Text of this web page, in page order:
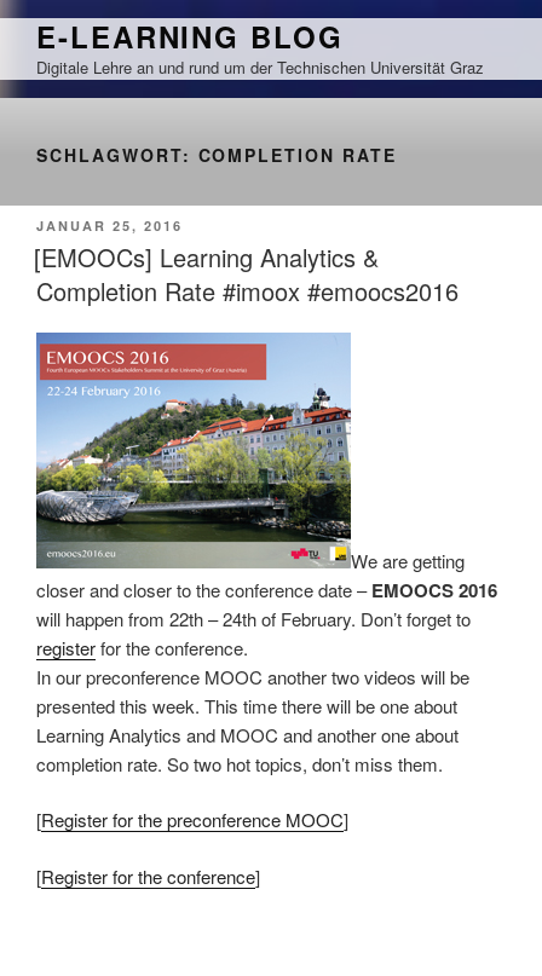
Zum
springen
E-LEARNING BLOG
Digitale Lehre an und rund um der Technischen Universität Graz
SCHLAGWORT: COMPLETION RATE
VERÖFFENTLICHT
AM
JANUAR 25, 2016
[EMOOCs] Learning Analytics &
Completion Rate #imoox #emoocs2016
We are getting
closer and closer to the conference date –EMOOCS 2016
will happen from 22th – 24th of February. Don’t forget to
registerfor the conference.
In our preconference MOOC another two videos will be
presented this week. This time there will be one about
Learning Analytics and MOOC and another one about
completion rate. So two hot topics, don’t miss them.
[Register for the preconference MOOC]
[Register for the conference]